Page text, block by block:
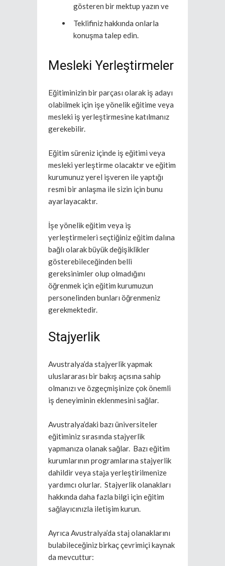
gösteren bir mektup yazın ve
Teklifiniz hakkında onlarla
konuşma talep edin.
Mesleki Yerleştirmeler
Eğitiminizin bir parçası olarak iş adayı
olabilmek için işe yönelik eğitime veya
mesleki iş yerleştirmesine katılmanız
gerekebilir.
Eğitim süreniz içinde iş eğitimi veya
mesleki yerleştirme olacaktır ve eğitim
kurumunuz yerel işveren ile yaptığı
resmi bir anlaşma ile sizin için bunu
ayarlayacaktır.
İşe yönelik eğitim veya iş
yerleştirmeleri seçtiğiniz eğitim dalına
bağlı olarak büyük değişiklikler
gösterebileceğinden belli
gereksinimler olup olmadığını
öğrenmek için eğitim kurumuzun
personelinden bunları öğrenmeniz
gerekmektedir.
Stajyerlik
Avustralya’da stajyerlik yapmak
uluslararası bir bakış açısına sahip
olmanızı ve özgeçmişinize çok önemli
iş deneyiminin eklenmesini sağlar.
Avustralya’daki bazı üniversiteler
eğitiminiz sırasında stajyerlik
yapmanıza olanak sağlar. Bazı eğitim
kurumlarının programlarına stajyerlik
dahildir veya staja yerleştirilmenize
yardımcı olurlar. Stajyerlik olanakları
hakkında daha fazla bilgi için eğitim
sağlayıcınızla iletişim kurun.
Ayrıca Avustralya’da staj olanaklarını
bulabileceğiniz birkaç çevrimiçi kaynak
da mevcuttur: